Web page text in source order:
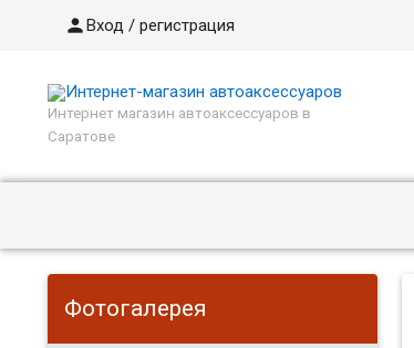
Вход / регистрация
Интернет магазин автоаксессуаров в
Саратове
Фотогалерея